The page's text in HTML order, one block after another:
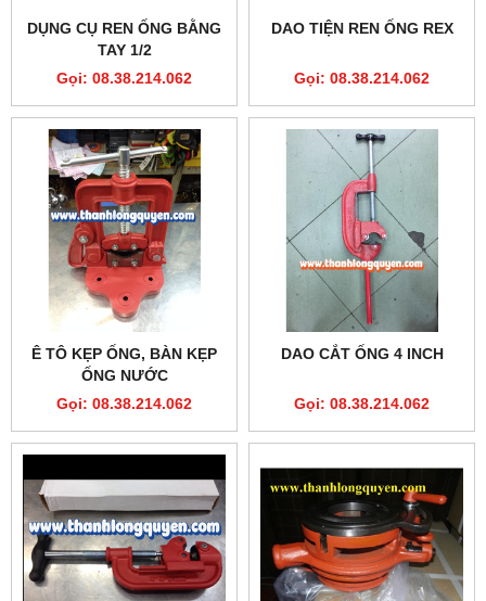
DỤNG CỤ REN ỐNG BẰNG
TAY 1/2
Gọi: 08.38.214.062
DAO TIỆN REN ỐNG REX
Gọi: 08.38.214.062
Ê TÔ KẸP ỐNG, BÀN KẸP
ỐNG NƯỚC
Gọi: 08.38.214.062
DAO CẮT ỐNG 4 INCH
Gọi: 08.38.214.062